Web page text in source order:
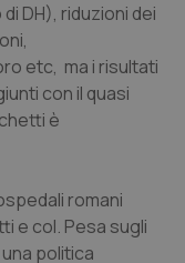
Collo
DH), riduzioni dei
etc, ma i risultati
con il quasi
è
romani
e col. Pesa sugli
politica